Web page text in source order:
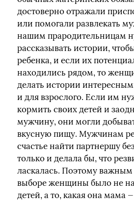
достоверно отражали
или помогали развлекать
нашим прародительницам
рассказывать истории,
ребенка, и если их
находились рядом, то
делать истории
и для взрослого. Если им
кормить своих детей и
мужчину, они могли
вкусную пищу. Мужчинам
счастье найти партнершу
только и делала бы, что
ласкалась. Поэтому
выборе женщины было не
детей, а то, какая она мама